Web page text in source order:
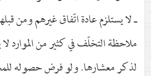
ـ لا يستلزم عادة اتّفاق غيرهم ومن
ملاحظة التخلّف في كثير من الموارد
لذكر معشارها. ولو فرض حصوله